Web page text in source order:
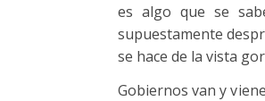
es algo que se
supuestamente
se hace de la vista
Gobiernos van y